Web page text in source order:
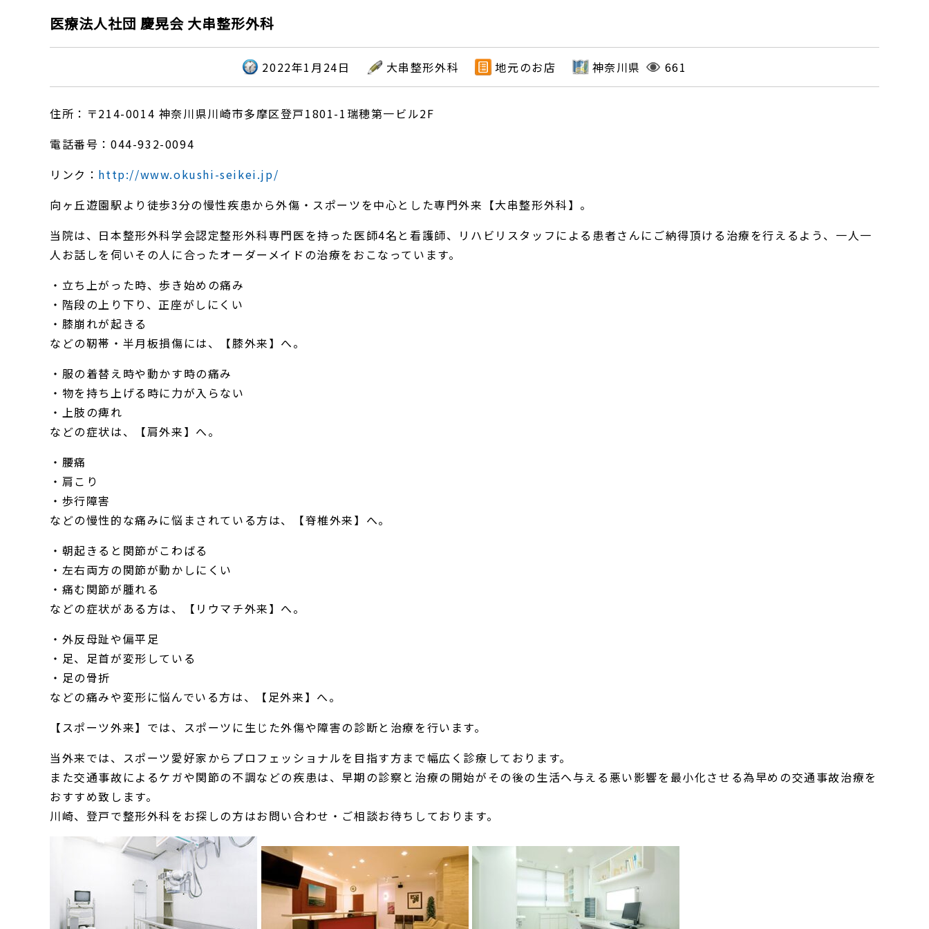
医療法人社団 慶晃会 大串整形外科
2022年1月24日 大串整形外科 地元のお店 神奈川県 661
住所：〒214-0014 神奈川県川崎市多摩区登戸1801-1瑞穂第一ビル2F
電話番号：044-932-0094
リンク： http://www.okushi-seikei.jp/
向ヶ丘遊園駅より徒歩3分の慢性疾患から外傷・スポーツを中心とした専門外来【大串整形外科】。
当院は、日本整形外科学会認定整形外科専門医を持った医師4名と看護師、リハビリスタッフによる患者さんにご納得頂ける治療を行えるよう、一人一
人お話しを伺いその人に合ったオーダーメイドの治療をおこなっています。
・立ち上がった時、歩き始めの痛み
・階段の上り下り、正座がしにくい
・膝崩れが起きる
などの靭帯・半月板損傷には、【膝外来】へ。
・服の着替え時や動かす時の痛み
・物を持ち上げる時に力が入らない
・上肢の痺れ
などの症状は、【肩外来】へ。
・腰痛
・肩こり
・歩行障害
などの慢性的な痛みに悩まされている方は、【脊椎外来】へ。
・朝起きると関節がこわばる
・左右両方の関節が動かしにくい
・痛む関節が腫れる
などの症状がある方は、【リウマチ外来】へ。
・外反母趾や偏平足
・足、足首が変形している
・足の骨折
などの痛みや変形に悩んでいる方は、【足外来】へ。
【スポーツ外来】では、スポーツに生じた外傷や障害の診断と治療を行います。
当外来では、スポーツ愛好家からプロフェッショナルを目指す方まで幅広く診療しております。
また交通事故によるケガや関節の不調などの疾患は、早期の診察と治療の開始がその後の生活へ与える悪い影響を最小化させる為早めの交通事故治療を
おすすめ致します。
川崎、登戸で整形外科をお探しの方はお問い合わせ・ご相談お待ちしております。